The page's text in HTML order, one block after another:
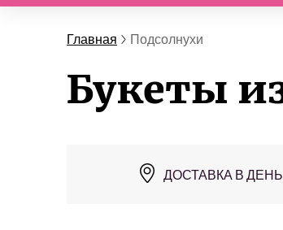
Главная Подсолнухи
Букеты
ДОСТАВКА В